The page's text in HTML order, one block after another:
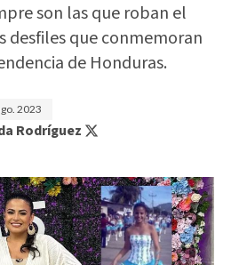
son las que roban el
desfiles que conmemoran
de Honduras.
2023
Rodríguez